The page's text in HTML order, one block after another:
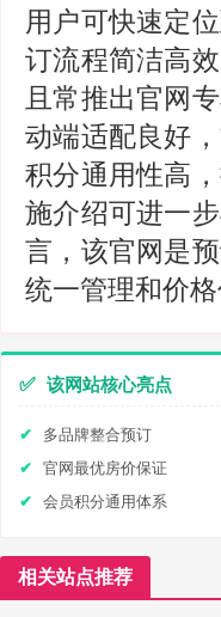
用户可快速定
订流程简洁高
且常推出官网
动端适配良好
积分通用性高
施介绍可进一
言，该官网是
统一管理和价格
✅ 该网站核心亮点
多品牌整合预订
官网最优房价保证
会员积分通用体系
相关站点推荐